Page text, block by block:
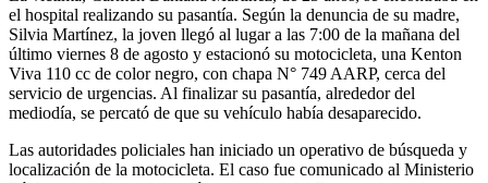
el hospital realizando su pasantía. Según la denuncia de su madre,
Silvia Martínez, la joven llegó al lugar a las 7:00 de la mañana del
último viernes 8 de agosto y estacionó su motocicleta, una Kenton
Viva 110 cc de color negro, con chapa N° 749 AARP, cerca del
servicio de urgencias. Al finalizar su pasantía, alrededor del
mediodía, se percató de que su vehículo había desaparecido.
Las autoridades policiales han iniciado un operativo de búsqueda y
localización de la motocicleta. El caso fue comunicado al Ministerio